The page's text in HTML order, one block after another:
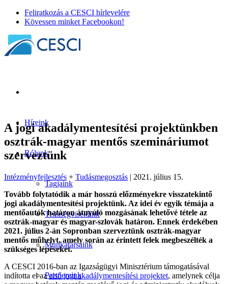
Feliratkozás a CESCI hírlevelére
Kövessen minket Facebookon!
Híreink
Rólunk
Tagjaink
Tisztségviselőink
Munkatársaink
Partnereink
A jogi akadálymentesítési projektünkben
osztrák-magyar mentős szemináriumot
szerveztünk
Intézményfejlesztés + Tudásmegosztás | 2021. július 15.
Tovább folytatódik a már hosszú előzményekre visszatekintő
jogi akadálymentesítési projektünk. Az idei év egyik témája a
mentőautók határon átnyúló mozgásának lehetővé tétele az
osztrák-magyar és magyar-szlovák határon. Ennek érdekében
2021. július 2-án Sopronban szerveztünk osztrák-magyar
mentős műhelyt, amely során az érintett felek megbeszélték a
szükséges lépéseket.
A CESCI 2016-ban az Igazságügyi Minisztérium támogatásával
indította el azelső jogi akadálymentesítési projektet, amelynek célja